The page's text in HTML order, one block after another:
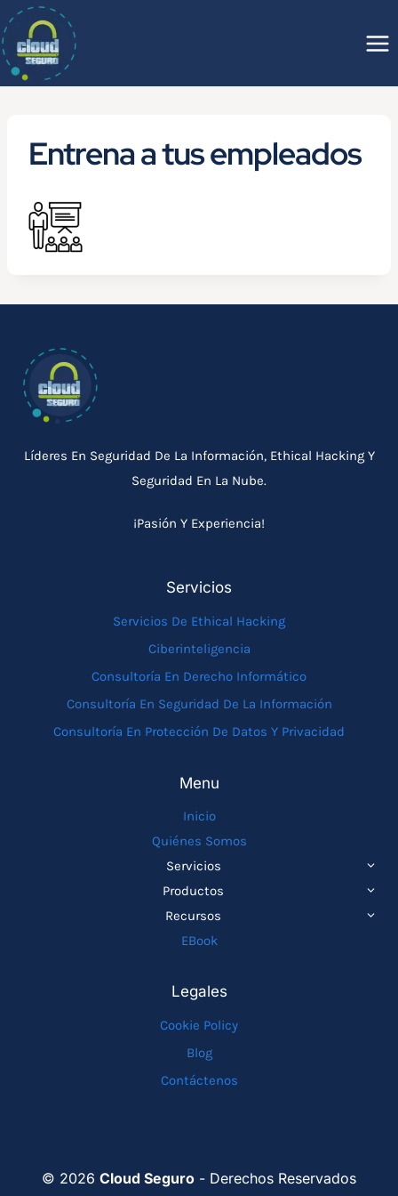
Saltar
al
contenido
Entrena a tus empleados
Líderes En Seguridad De La Información, Ethical Hacking Y
Seguridad En La Nube.
¡Pasión Y Experiencia!
Servicios
Servicios De Ethical Hacking
Ciberinteligencia
Consultoría En Derecho Informático
Consultoría En Seguridad De La Información
Consultoría En Protección De Datos Y Privacidad
Menu
Inicio
Quiénes Somos
Servicios
HIJO
Productos
HIJO
Recursos
EBook
Legales
Cookie Policy
Blog
Contáctenos
© 2026 Cloud Seguro - Derechos Reservados